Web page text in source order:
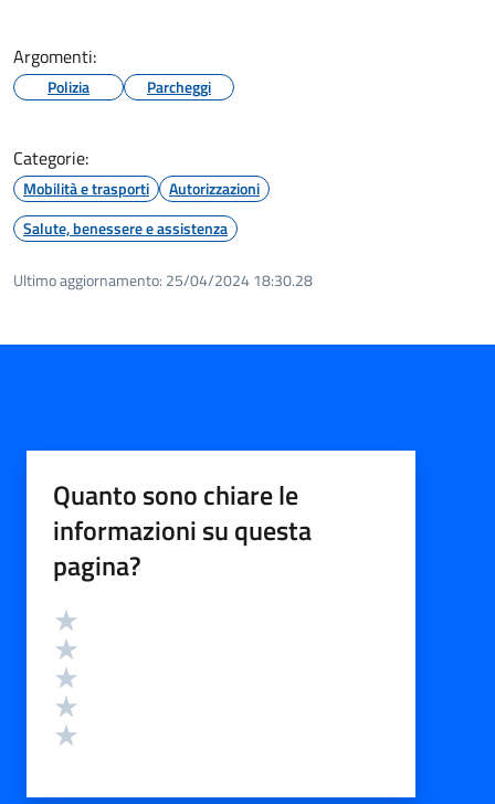
Argomenti:
Polizia Parcheggi
Categorie:
Mobilità e trasporti
Autorizzazioni
Salute, benessere e assistenza
Ultimo aggiornamento: 25/04/2024 18:30.28
Quanto sono chiare le
informazioni su questa
pagina?
Valutazione